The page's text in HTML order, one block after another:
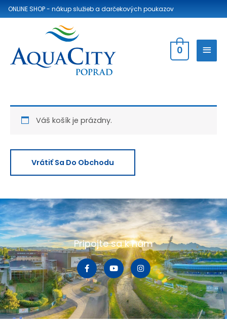
ONLINE SHOP - nákup služieba darčekových poukazov
0
Váš košík je prázdny.
Vrátiť Sa Do Obchodu
Pripojte sa k nám